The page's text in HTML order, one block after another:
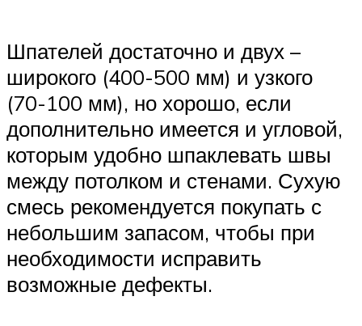
Шпателей достаточно и двух –
широкого (400-500 мм) и узкого
(70-100 мм), но хорошо, если
дополнительно имеется и угловой,
которым удобно шпаклевать швы
между потолком и стенами. Сухую
смесь рекомендуется покупать с
небольшим запасом, чтобы при
необходимости исправить
возможные дефекты.